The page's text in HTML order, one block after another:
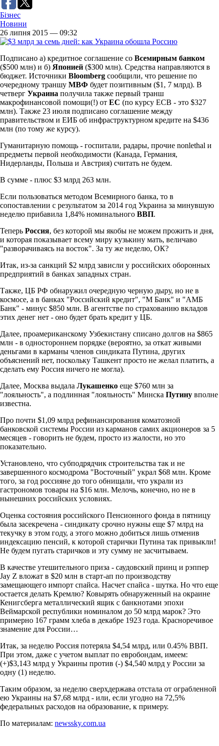
Бізнес
Новини
26 липня 2015 — 09:32
Подписано а) кредитное соглашение со Всемирным банком
($500 млн) и б) Японией ($300 млн). Средства направляются в
бюджет. Источники Bloomberg сообщили, что решение по
очередному траншу МВФ будет позитивным ($1, 7 млрд). В
четверг Украина получила также первый транш
макрофинансовой помощи(!) от ЕС (по курсу ECB - это $327
млн). Также 23 июля подписано соглашение между
правительством и ЕИБ об инфраструктурном кредите на $436
млн (по тому же курсу).
Гуманитарную помощь - госпитали, радары, прочие nonlethal и
предметы первой необходимости (Канада, Германия,
Нидерланды, Польша и Австрия) считать не будем.
В сумме - плюс $3 млрд 263 млн.
Если пользоваться методом Всемирного банка, то в
сопоставлении с результатом за 2014 год Украина за минувшую
неделю прибавила 1,84% номинального ВВП.
Теперь Россия, без которой мы якобы не можем прожить и дня,
и которая показывает всему миру кузькину мать, величаво
"разворачиваясь на восток". За ту же неделю, ОК?
Итак, из-за санкций $2 млрд зависли у российских оборонных
предприятий в банках западных стран.
Также, ЦБ РФ обнаружил очередную черную дыру, но не в
космосе, а в банках "Российский кредит", "М Банк" и "АМБ
Банк" - минус $850 млн. В агентстве по страхованию вкладов
этих денег нет - оно будет брать кредит у ЦБ.
Далее, проамериканскому Узбекистану списано долгов на $865
млн - в одностороннем порядке (вероятно, за откат живыми
деньгами в карманы членов синдиката Путина, других
объяснений нет, поскольку Ташкент просто не желал платить, а
сделать ему Россия ничего не могла).
Далее, Москва выдала Лукашенко еще $760 млн за
"лояльность", а подлинная "лояльность" Минска Путину вполне
известна.
Про почти $1,09 млрд рефинансирования коматозной
банковской системы России из карманов самих акционеров за 5
месяцев - говорить не будем, просто из жалости, но это
показательно.
Установлено, что субподрядчик строительства так и не
завершенного космодрома "Восточный" украл $68 млн. Кроме
того, за год россияне до того обнищали, что украли из
гастрономов товары на $16 млн. Мелочь, конечно, но не в
нынешних российских условиях.
Оценка состояния российского Пенсионного фонда в пятницу
была засекречена - синдикату срочно нужны еще $7 млрд на
текучку в этом году, а этого можно добиться лишь отменив
индексацию пенсий, к которой старички Путина так привыкли!
Не будем пугать старичков и эту сумму не засчитываем.
В качестве утешительного приза - саудовский принц и рэппер
Jay Z вложат в $20 млн в старт-ап по производству
замещающего импорт спайса. Насчет спайса - шутка. Но что еще
остается делать Кремлю? Ковырять обнаруженный на окраине
Кенигсберга металлический ящик с банкнотами эпохи
Веймарской республики номиналом до 50 млрд марок? Это
примерно 167 грамм хлеба в декабре 1923 года. Красноречивое
знамение для России…
Итак, за неделю Россия потеряла $4,54 млрд, или 0.45% ВВП.
При этом, даже с учетом выплат по евробондам, имеем:
(+)$3,143 млрд у Украины против (-) $4,540 млрд у России за
одну (1) неделю.
Таким образом, за неделю сверхдержава отстала от ограбленной
ею Украины на $7,68 млрд - или, если угодно на 72,5%
федеральных расходов на образование, к примеру.
По материалам: newssky.com.ua